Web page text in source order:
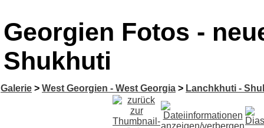
Georgien Fotos -
Shukhuti
Galerie > West Georgien - West Georgia > Lanchkhuti -